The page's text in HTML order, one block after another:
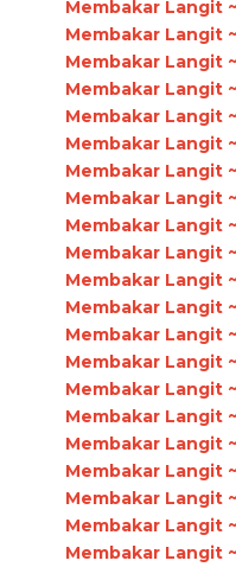
Membakar Langit
Membakar Langit
Membakar Langit
Membakar Langit
Membakar Langit
Membakar Langit
Membakar Langit
Membakar Langit
Membakar Langit
Membakar Langit
Membakar Langit
Membakar Langit
Membakar Langit
Membakar Langit
Membakar Langit
Membakar Langit
Membakar Langit
Membakar Langit
Membakar Langit
Membakar Langit
Membakar Langit